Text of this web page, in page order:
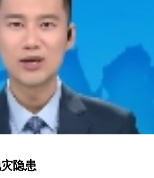
隐患